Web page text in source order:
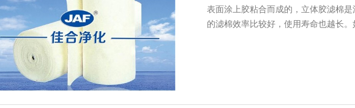
表面涂上胶粘合而成的，立体胶滤棉
的滤棉效率比较好，使用寿命也越长